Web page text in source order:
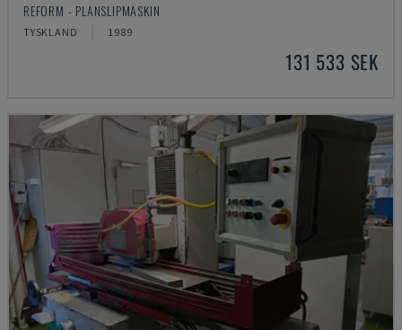
REFORM - PLANSLIPMASKIN
TYSKLAND 1989
131 533 SEK